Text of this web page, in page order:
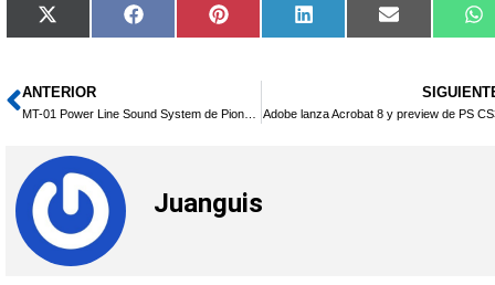
Compartir
en
X
(Twitter)
Compartir
en
Facebook Compartir
en
Pinterest Compartir
en
LinkedIn
Compartir
en
Email
Ant
ANTERIOR
MT-01 Power Line Sound System de Pioneer Adobe lanza Acrobat 8 y preview de PS
Juanguis